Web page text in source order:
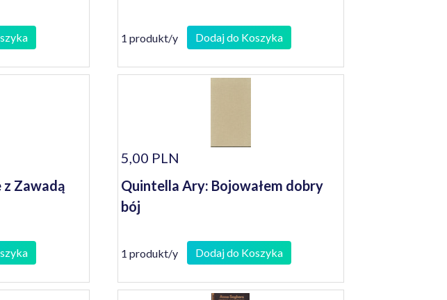
1 produkt/y Dodaj do Koszyka
z Zawadą
5,00 PLN
Quintella Ary: Bojowałem dobry
bój
1 produkt/y Dodaj do Koszyka